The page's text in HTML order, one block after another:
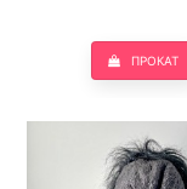
ПРОКАТ